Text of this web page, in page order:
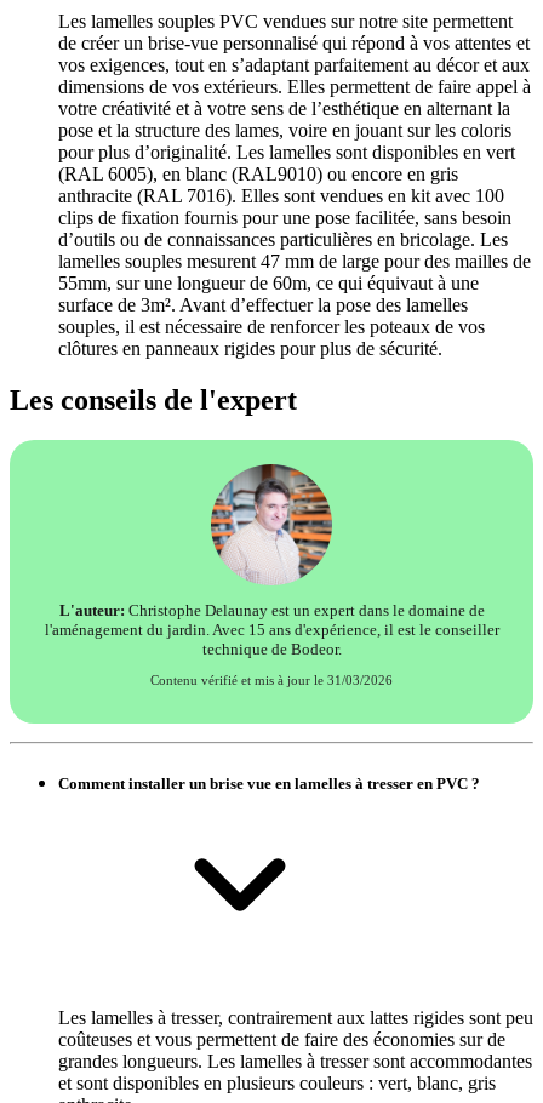
Les lamelles souples PVC vendues sur notre site permettent
de créer un brise-vue personnalisé qui répond à vos attentes et
vos exigences, tout en s’adaptant parfaitement au décor et aux
dimensions de vos extérieurs. Elles permettent de faire appel à
votre créativité et à votre sens de l’esthétique en alternant la
pose et la structure des lames, voire en jouant sur les coloris
pour plus d’originalité. Les lamelles sont disponibles en vert
(RAL 6005), en blanc (RAL9010) ou encore en gris
anthracite (RAL 7016). Elles sont vendues en kit avec 100
clips de fixation fournis pour une pose facilitée, sans besoin
d’outils ou de connaissances particulières en bricolage. Les
lamelles souples mesurent 47 mm de large pour des mailles de
55mm, sur une longueur de 60m, ce qui équivaut à une
surface de 3m². Avant d’effectuer la pose des lamelles
souples, il est nécessaire de renforcer les poteaux de vos
clôtures en panneaux rigides pour plus de sécurité.
Les conseils de l'expert
L'auteur: Christophe Delaunay est un expert dans le domaine de
l'aménagement du jardin. Avec 15 ans d'expérience, il est le conseiller
technique de Bodeor.
Contenu vérifié et mis à jour le 31/03/2026
Comment installer un brise vue en lamelles à tresser en PVC ?
Les lamelles à tresser, contrairement aux lattes rigides sont peu
coûteuses et vous permettent de faire des économies sur de
grandes longueurs. Les lamelles à tresser sont accommodantes
et sont disponibles en plusieurs couleurs : vert, blanc, gris